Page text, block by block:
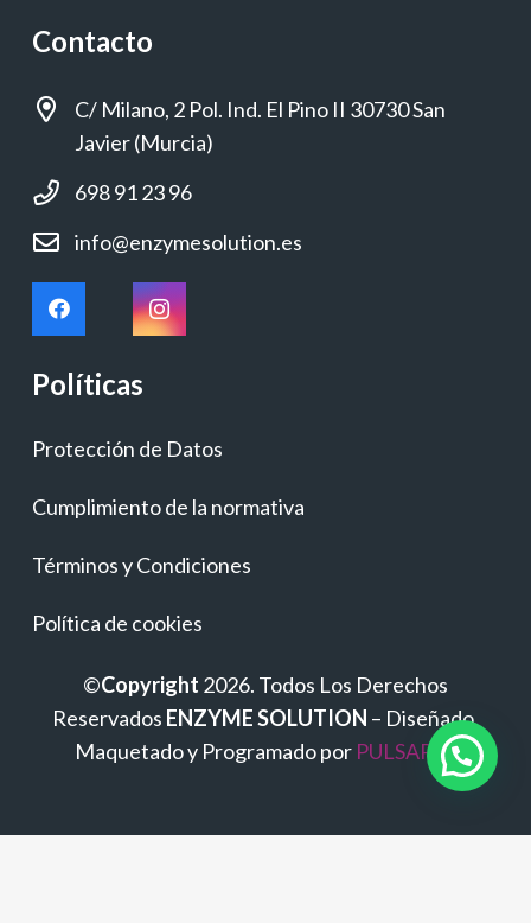
Contacto
C/ Milano, 2 Pol. Ind. El Pino II 30730 San
Javier (Murcia)
698 91 23 96
info@enzymesolution.es
Políticas
Protección de Datos
Cumplimiento de la normativa
Términos y Condiciones
Política de cookies
©Copyright 2026. Todos Los Derechos
Reservados ENZYME SOLUTION – Diseñado,
Maquetado y Programado por PULSAP.es